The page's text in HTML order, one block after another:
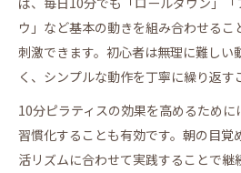
ウ」など基本の動きを組み合わせるこ
刺激できます。初心者は無理に難しい
く、シンプルな動作を丁寧に繰り返す
10分ピラティスの効果を高めるため
習慣化することも有効です。朝の目覚
活リズムに合わせて実践することで